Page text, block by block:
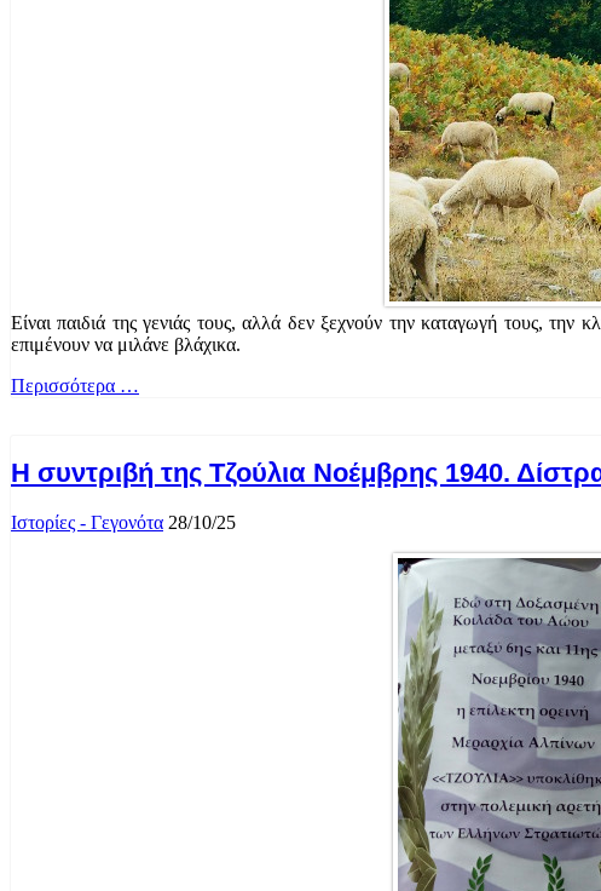
Είναι παιδιά της γενιάς τους, αλλά δεν ξεχνούν την καταγωγή τους, την
επιμένουν να μιλάνε βλάχικα.
Περισσότερα …
Η συντριβή της Τζούλια Νοέμβρης 1940.
Ιστορίες - Γεγονότα 28/10/25